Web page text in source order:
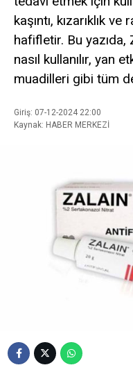
kaşıntı, kızarıklık
hafifletir. Bu
nasıl kullanılır, yan
muadilleri gibi tüm
Giriş: 07-12-2024 22:00
Kaynak: HABER MERKEZİ